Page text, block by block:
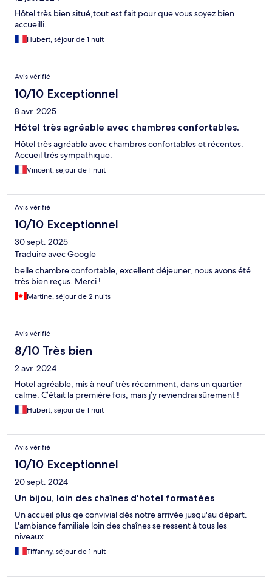
Hôtel très bien situé,tout est fait pour que vous soyez bien
accueilli.
Hubert, séjour de 1 nuit
Avis vérifié
10/10 Exceptionnel
8 avr. 2025
Hôtel très agréable avec chambres confortables.
Hôtel très agréable avec chambres confortables et récentes.
Accueil très sympathique.
Vincent, séjour de 1 nuit
Avis vérifié
10/10 Exceptionnel
30 sept. 2025
Traduire avec Google
belle chambre confortable, excellent déjeuner, nous avons été
très bien reçus. Merci !
Martine, séjour de 2 nuits
Avis vérifié
8/10 Très bien
2 avr. 2024
Hotel agréable, mis à neuf très récemment, dans un quartier
calme. C’était la première fois, mais j’y reviendrai sûrement !
Hubert, séjour de 1 nuit
Avis vérifié
10/10 Exceptionnel
20 sept. 2024
Un bijou, loin des chaînes d'hotel formatées
Un accueil plus qe convivial dès notre arrivée jusqu'au départ.
L'ambiance familiale loin des chaînes se ressent à tous les
niveaux
Tiffanny, séjour de 1 nuit